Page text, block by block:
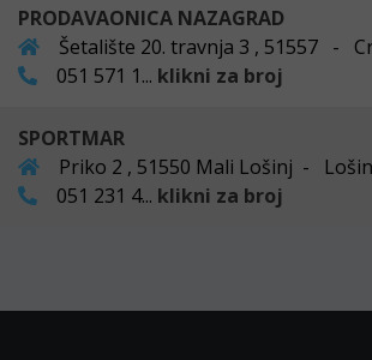
PRODAVAONICA NAZAGRAD
Šetalište 20. travnja 3 , 51557 -
051 571 1... klikni za broj
SPORTMAR
Priko 2 , 51550 Mali Lošinj -
051 231 4... klikni za broj